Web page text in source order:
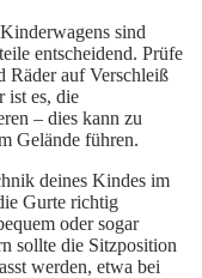
sind
entscheidend. Prüfe
Räder auf Verschleiß
ist es, die
– dies kann zu
Gelände führen.
deines Kindes im
Gurte richtig
oder sogar
sollte die Sitzposition
werden, etwa bei